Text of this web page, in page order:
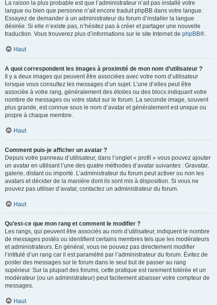
La raison la plus probable est que l’administrateur n’ait pas installé votre
langue ou bien que personne n’ait encore traduit phpBB dans votre langue.
Essayez de demander à un administrateur du forum d’installer la langue
désirée. Si elle n’existe pas, n’hésitez pas à créer et partager une nouvelle
traduction. Vous trouverez plus d’informations sur le site Internet de phpBB®.
Haut
A quoi correspondent les images à proximité de mon nom d’utilisateur ?
Il y a deux images qui peuvent être associées avec votre nom d’utilisateur
lorsque vous consultez les messages d’un sujet. L’une d’elles peut être
associée à votre rang, généralement des étoiles ou des blocs indiquant votre
nombre de messages ou votre statut sur le forum. La seconde image, souvent
plus grande, est connue sous le nom d’avatar et généralement est unique ou
propre à chaque membre.
Haut
Comment puis-je afficher un avatar ?
Depuis votre panneau d’utilisateur, dans l’onglet « profil » vous pouvez ajouter
un avatar en utilisant l’une des quatre méthodes d’avatar suivantes : Gravatar,
galerie, distant ou importé. L’administrateur du forum peut activer ou non les
avatars et décider de la manière dont ils sont mis à disposition. Si vous ne
pouvez pas utiliser d’avatar, contactez un administrateur du forum.
Haut
Qu’est-ce que mon rang et comment le modifier ?
Les rangs, qui peuvent être associés au nom d’utilisateur, indiquent le nombre
de messages postés ou identifient certains membres tels que les modérateurs
et administrateurs. En général, vous ne pouvez pas directement modifier
l’intitulé d’un rang car il est paramétré par l’administrateur du forum. Évitez de
poster des messages sur le forum dans le seul but de passer au rang
supérieur. Sur la plupart des forums, cette pratique est rarement tolérée et un
modérateur (ou un administrateur) peut facilement abaisser votre compteur de
messages.
Haut